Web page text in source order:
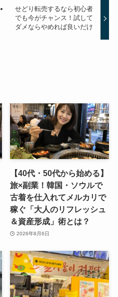
せどり転売するなら初心者
でも今がチャンス！試して
ダメならやめれば良いだけ
【40代・50代から始める】
旅×副業！韓国・ソウルで
古着を仕入れてメルカリで
稼ぐ「大人のリフレッシュ
＆資産形成」術とは？
2026年8月6日